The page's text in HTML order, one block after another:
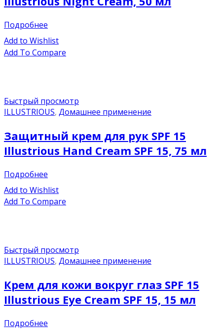
Подробнее
Add to Wishlist
Add To Compare
Быстрый просмотр
ILLUSTRIOUS, Домашнее применение
Защитный крем для рук SPF 15
Illustrious Hand Cream SPF 15, 75 мл
Подробнее
Add to Wishlist
Add To Compare
Быстрый просмотр
ILLUSTRIOUS, Домашнее применение
Крем для кожи вокруг глаз SPF 15
Illustrious Eye Cream SPF 15, 15 мл
Подробнее